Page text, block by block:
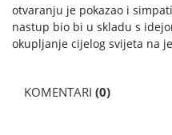
otvaranju je pokazao i
nastup bio bi u skladu s
okupljanje cijelog svijeta na
KOMENTARI (0)